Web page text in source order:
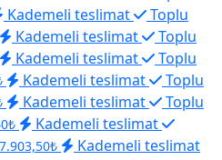
Kademeli teslimat
Toplu
Kademeli teslimat
Toplu
Kademeli teslimat
Toplu
Kademeli teslimat
Toplu
Kademeli teslimat
Toplu
Kademeli teslimat
Kademeli teslimat